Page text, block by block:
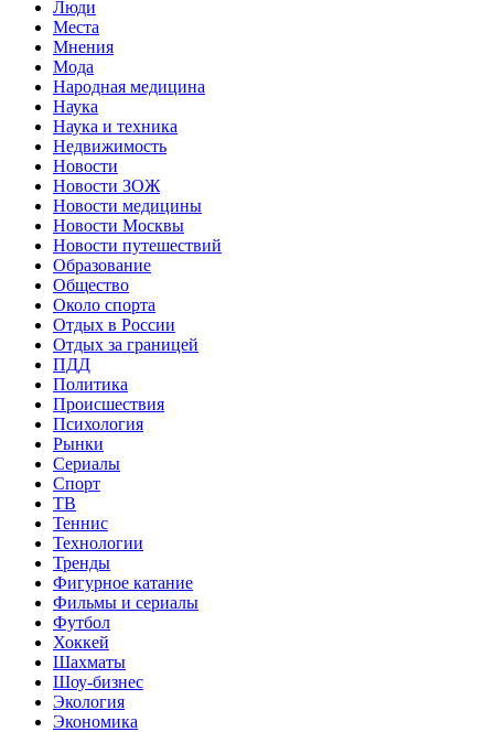
Люди
Места
Мнения
Мода
Народная медицина
Наука
Наука и техника
Недвижимость
Новости
Новости ЗОЖ
Новости медицины
Новости Москвы
Новости путешествий
Образование
Общество
Около спорта
Отдых в России
Отдых за границей
ПДД
Политика
Происшествия
Психология
Рынки
Сериалы
Спорт
ТВ
Теннис
Технологии
Тренды
Фигурное катание
Фильмы и сериалы
Футбол
Хоккей
Шахматы
Шоу-бизнес
Экология
Экономика